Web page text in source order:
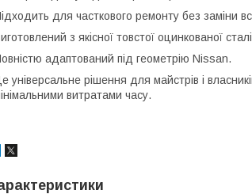
для часткового ремонту без заміни
з якісної товстої оцинкованої
адаптований під геометрію Nissan.
універсальне рішення для майстрів і
витратами часу.